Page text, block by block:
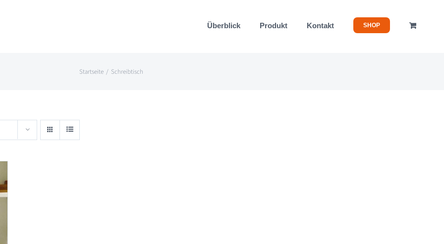
Überblick Produkt Kontakt SHOP
Startseite Schreibtisch